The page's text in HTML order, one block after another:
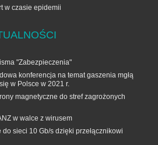
w czasie epidemii
"Zabezpieczenia"
konferencja na temat gaszenia mgłą
w Polsce w 2021 r.
magnetyczne do stref zagrożonych
w walce z wirusem
do sieci 10 Gb/s dzięki przełącznikowi